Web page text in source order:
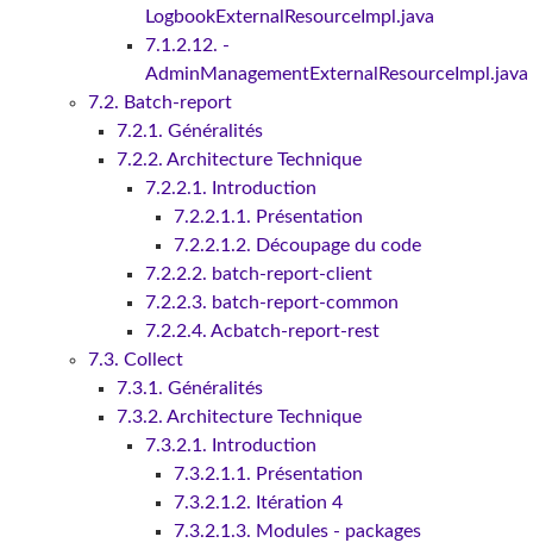
LogbookExternalResourceImpl.java
7.1.2.12. -
AdminManagementExternalResourceImpl.java
7.2. Batch-report
7.2.1. Généralités
7.2.2. Architecture Technique
7.2.2.1. Introduction
7.2.2.1.1. Présentation
7.2.2.1.2. Découpage du code
7.2.2.2. batch-report-client
7.2.2.3. batch-report-common
7.2.2.4. Acbatch-report-rest
7.3. Collect
7.3.1. Généralités
7.3.2. Architecture Technique
7.3.2.1. Introduction
7.3.2.1.1. Présentation
7.3.2.1.2. Itération 4
7.3.2.1.3. Modules - packages